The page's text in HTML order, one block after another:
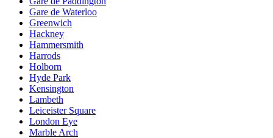
Gare de Waterloo
Greenwich
Hackney
Hammersmith
Harrods
Holborn
Hyde Park
Kensington
Lambeth
Leiceister Square
London Eye
Marble Arch